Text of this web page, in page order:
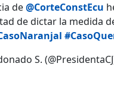
de@CorteConstEcu
de dictar la medida
S.